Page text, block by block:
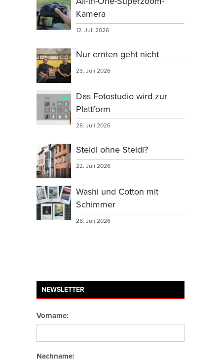
Kamera
12. Juli 2026
Nur ernten geht nicht
23. Juli 2026
Das Fotostudio wird zur
Plattform
28. Juli 2026
Steidl ohne Steidl?
22. Juli 2026
Washi und Cotton mit
Schimmer
28. Juli 2026
NEWSLETTER
Vorname:
Nachname: